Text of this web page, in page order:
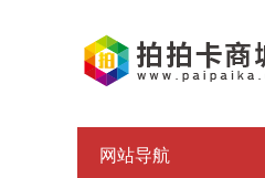
网站导航